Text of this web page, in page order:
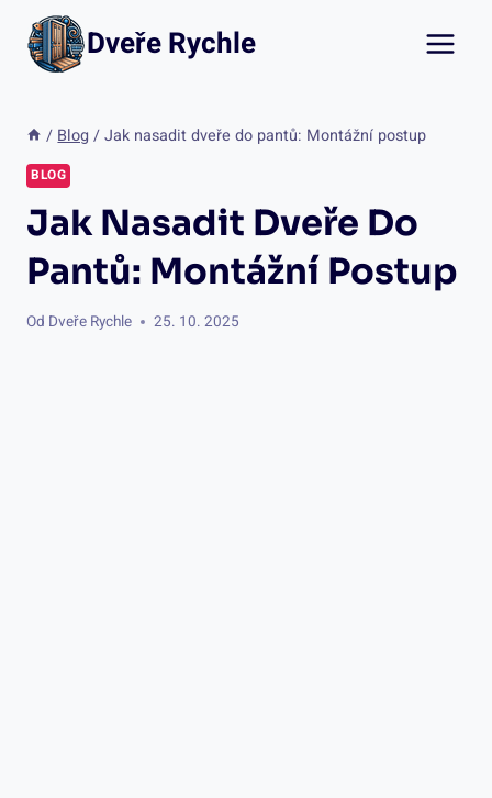
Přeskočit
obsah
Dveře Rychle
/ Blog / Jak nasadit dveře do pantů: Montážní postup
BLOG
Jak Nasadit Dveře Do
Pantů: Montážní Postup
Od Dveře Rychle 25. 10. 2025